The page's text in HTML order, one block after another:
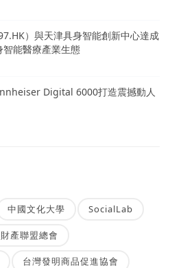
）與天津具身智能創新中心達成
能醫療產業生態
Digital 6000打造震撼動人
中國文化大學 SocialLab
產聯盟總會
台灣發明商品促進協會